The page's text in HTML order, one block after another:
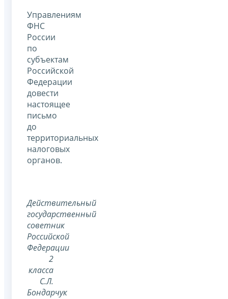
Управлениям
ФНС
России
по
субъектам
Российской
Федерации
довести
настоящее
письмо
до
территориальных
налоговых
органов.
Действительный
государственный
советник
Российской
Федерации
2
класса
С.Л.
Бондарчук